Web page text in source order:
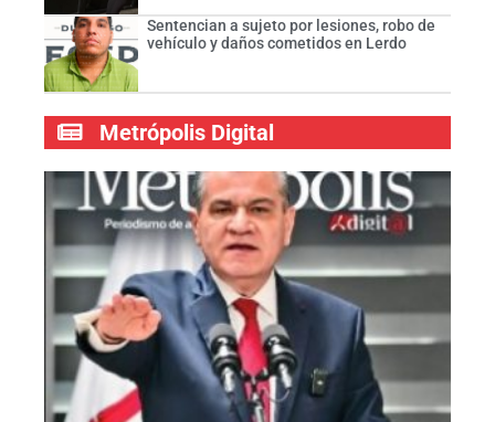
Sentencian a sujeto por lesiones, robo de
vehículo y daños cometidos en Lerdo
Metrópolis Digital